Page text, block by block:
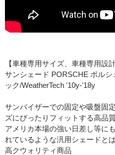
【車種専用サイズ、車種専用設
サンシェード PORSCHE ポル
ック/WeatherTech '10y-'18y
サンバイザーでの固定や吸盤固
ズにぴったりフィットする高品
アメリカ本場の強い日差し等に
れているような汎用シェードと
高クウォリティ商品